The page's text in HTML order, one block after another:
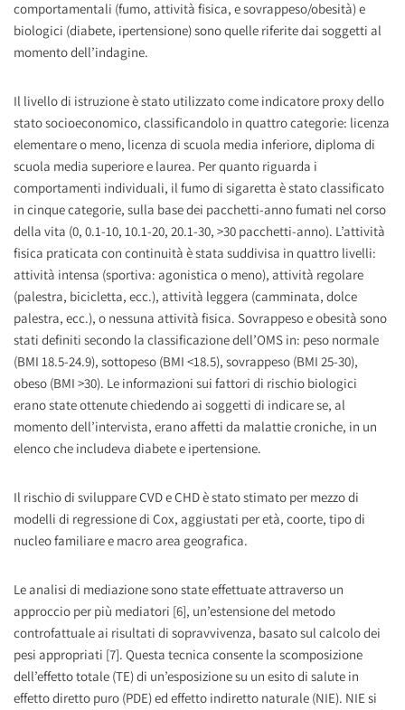
comportamentali (fumo, attività fisica, e sovrappeso/obesità) e
biologici (diabete, ipertensione) sono quelle riferite dai soggetti al
momento dell’indagine.
Il livello di istruzione è stato utilizzato come indicatore proxy dello
stato socioeconomico, classificandolo in quattro categorie: licenza
elementare o meno, licenza di scuola media inferiore, diploma di
scuola media superiore e laurea. Per quanto riguarda i
comportamenti individuali, il fumo di sigaretta è stato classificato
in cinque categorie, sulla base dei pacchetti-anno fumati nel corso
della vita (0, 0.1-10, 10.1-20, 20.1-30, >30 pacchetti-anno). L’attività
fisica praticata con continuità è stata suddivisa in quattro livelli:
attività intensa (sportiva: agonistica o meno), attività regolare
(palestra, bicicletta, ecc.), attività leggera (camminata, dolce
palestra, ecc.), o nessuna attività fisica. Sovrappeso e obesità sono
stati definiti secondo la classificazione dell’OMS in: peso normale
(BMI 18.5-24.9), sottopeso (BMI <18.5), sovrappeso (BMI 25-30),
obeso (BMI >30). Le informazioni sui fattori di rischio biologici
erano state ottenute chiedendo ai soggetti di indicare se, al
momento dell’intervista, erano affetti da malattie croniche, in un
elenco che includeva diabete e ipertensione.
Il rischio di sviluppare CVD e CHD è stato stimato per mezzo di
modelli di regressione di Cox, aggiustati per età, coorte, tipo di
nucleo familiare e macro area geografica.
Le analisi di mediazione sono state effettuate attraverso un
approccio per più mediatori [6], un’estensione del metodo
controfattuale ai risultati di sopravvivenza, basato sul calcolo dei
pesi appropriati [7]. Questa tecnica consente la scomposizione
dell’effetto totale (TE) di un’esposizione su un esito di salute in
effetto diretto puro (PDE) ed effetto indiretto naturale (NIE). NIE si